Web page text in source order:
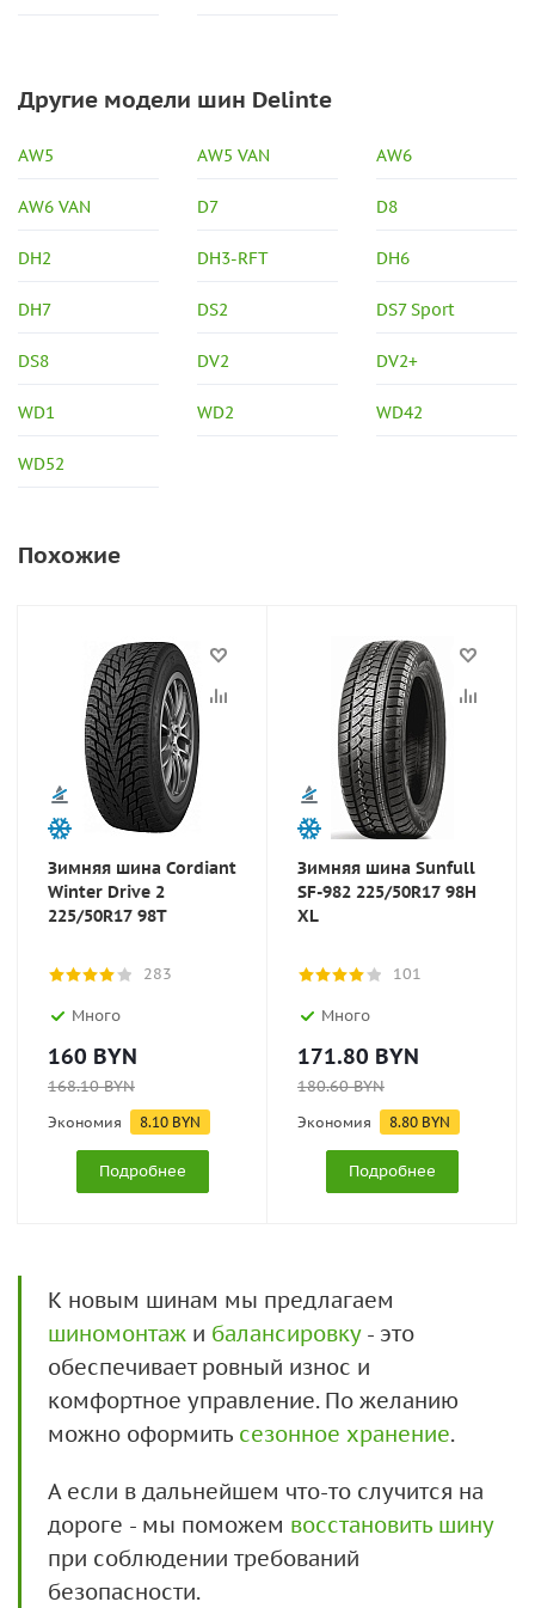
Другие модели шин Delinte
AW5 AW5 VAN AW6
AW6 VAN D7 D8
DH2 DH3-RFT DH6
DH7 DS2 DS7 Sport
DS8 DV2 DV2+
WD1 WD2 WD42
WD52
Похожие
Зимняя шина Cordiant
Winter Drive 2
225/50R17 98T
283
Много
160 BYN
168.10BYN
Экономия 8.10 BYN
Подробнее
Зимняя шина Sunfull
SF-982 225/50R17 98H
XL
101
Много
171.80 BYN
180.60BYN
Экономия 8.80 BYN
Подробнее
К новым шинам мы предлагаем
шиномонтаж и балансировку- это
обеспечивает ровный износ и
комфортное управление. По желанию
можно оформить сезонное хранение.
А если в дальнейшем что-то случится на
дороге - мы поможем восстановить шину
при соблюдении требований
безопасности.